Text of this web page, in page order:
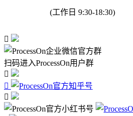
(工作日 9:30-18:30)

扫码进入ProcessOn用户群


